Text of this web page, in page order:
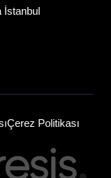
İstanbul
Çerez Politikası